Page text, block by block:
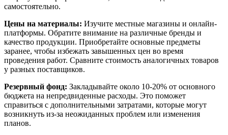
самостоятельно.
Цены на материалы: Изучите местные магазины и онлайн-
платформы. Обратите внимание на различные бренды и
качество продукции. Приобретайте основные предметы
заранее, чтобы избежать завышенных цен во время
проведения работ. Сравните стоимость аналогичных товаров
у разных поставщиков.
Резервный фонд: Закладывайте около 10-20% от основного
бюджета на непредвиденные расходы. Это поможет
справиться с дополнительными затратами, которые могут
возникнуть из-за неожиданных проблем или изменения
планов.